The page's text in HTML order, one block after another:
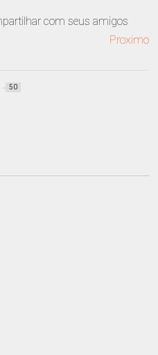
com seus amigos
Proximo
50